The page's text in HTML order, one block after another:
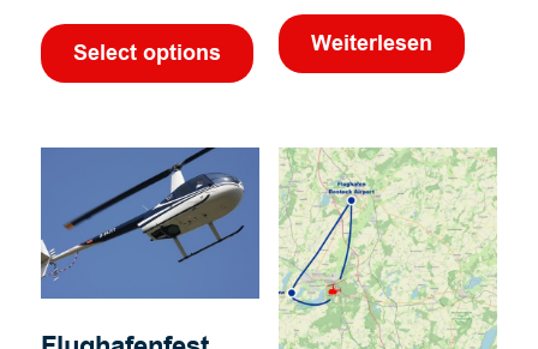
bis
324,00€
Select options
Dieses
Produkt
weist
auf.
Die
Optionen
können
auf
der
Produktseite
Weiterlesen